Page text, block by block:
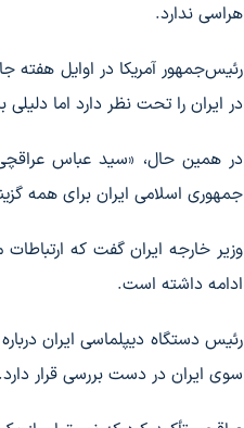
هراسی ندارد.
رئیس‌جمهور آمریکا در اوایل هفته
در ایران را تحت‌ نظر دارد اما
در همین حال، «سید عباس
جمهوری اسلامی ایران برای همه
وزیر خارجه ایران گفت که
ادامه داشته است.
رئیس دستگاه دیپلماسی ایران
سوی ایران در دست بررسی قرار دارد.